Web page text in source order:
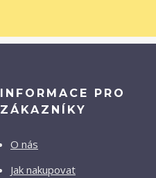
INFORMACE PRO
ZÁKAZNÍKY
O nás
Jak nakupovat